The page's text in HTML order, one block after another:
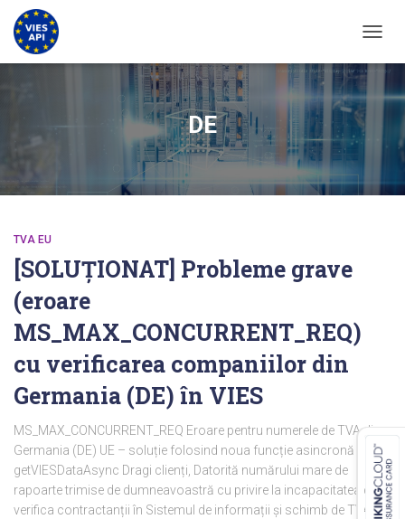
DE
TVA EU
[SOLUȚIONAT] Probleme grave
(eroare
MS_MAX_CONCURRENT_REQ)
cu verificarea companiilor din
Germania (DE) în VIES
MS_MAX_CONCURRENT_REQ Eroare pentru numerele de TVA din
Germania (DE) UE – soluție folosind noua funcție asincronă
getVIESDataAsync Dragi clienți, Datorită numărului mare de
rapoarte trimise de dumneavoastră cu privire la incapacitatea de a
verifica contractanții în Sistemul de informații și schimb de TVA